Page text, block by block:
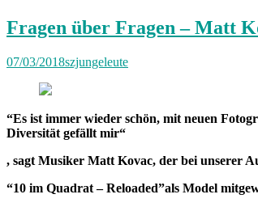
Fragen über Fragen – Matt
07/03/2018szjungeleute
“Es ist immer wieder schön, mit neuen
Diversität gefällt mir“
, sagt Musiker Matt Kovac, der bei unserer
“10 im Quadrat – Reloaded”als Model